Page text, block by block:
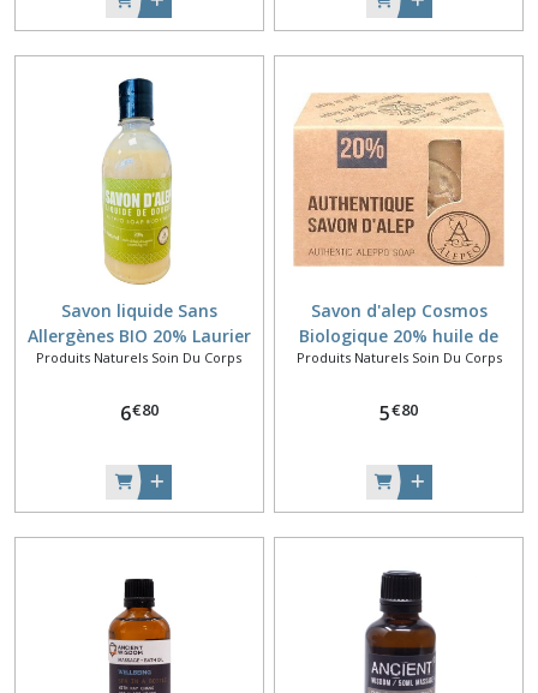
Savon liquide Sans
Allergènes BIO 20% Laurier
Produits Naturels Soin Du Corps
6€80
Savon d'alep Cosmos
Biologique 20% huile de
laurier
Produits Naturels Soin Du Corps
5€80